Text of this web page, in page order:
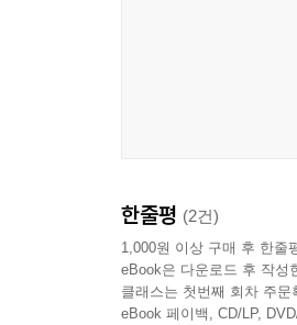
한줄평 (2건)
1,000원 이상 구매 후 한줄
eBook은 다운로드 후 작성
클래스는 첫번째 회차 주
eBook 페이백, CD/LP,